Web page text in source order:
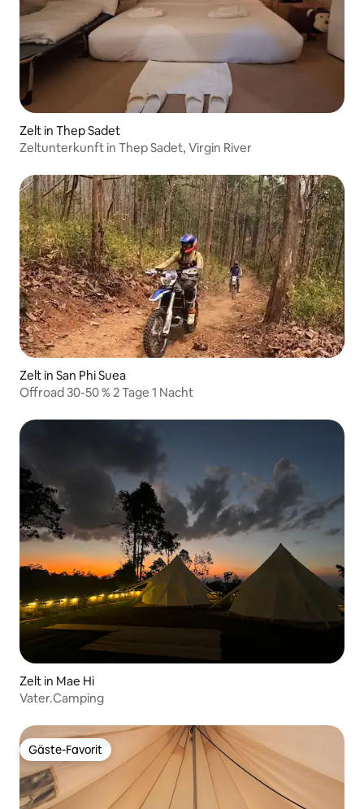
Zelt in Thep Sadet
Zeltunterkunft in Thep Sadet, Virgin River
Zelt in San Phi Suea
Offroad 30-50 % 2 Tage 1 Nacht
Zelt in Mae Hi
Vater.Camping
Gäste-Favorit
Gäste-Favorit